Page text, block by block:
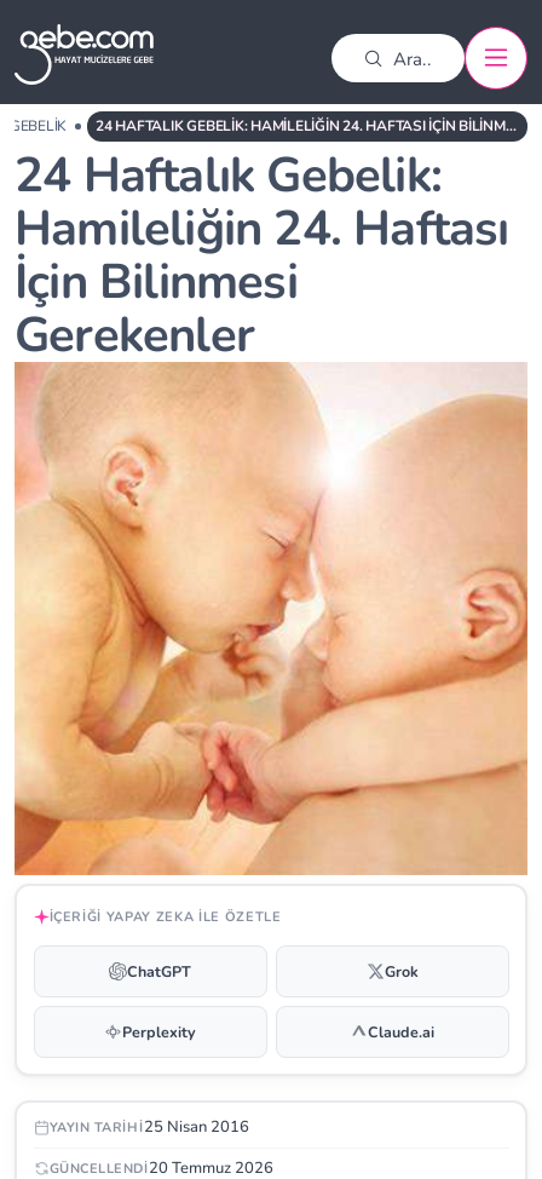
GEBELIK 24 HAFTALIK GEBELIK: HAMILELIĞIN 24. HAFTASI İÇIN BILINMESI GEREKENLER
24 Haftalık Gebelik:
Hamileliğin 24. Haftası
İçin Bilinmesi
Gerekenler
İÇERIĞI YAPAY ZEKA ILE ÖZETLE
ChatGPT Grok
Perplexity Claude.ai
YAYIN TARIHI25 Nisan 2016
GÜNCELLENDI20 Temmuz 2026